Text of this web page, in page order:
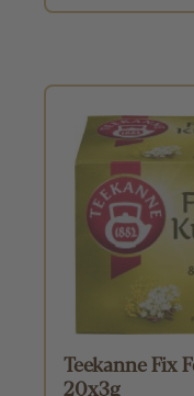
Teekanne Fix
20x3g